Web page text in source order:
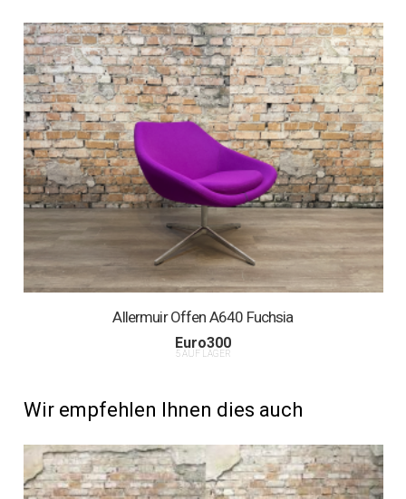
Allermuir Offen A640 Fuchsia
Euro300
5 AUF LAGER
Wir empfehlen Ihnen dies auch